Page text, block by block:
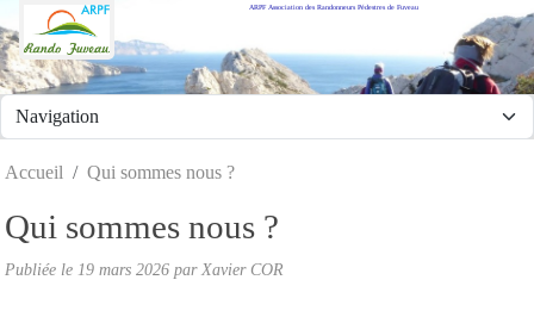
ARPF Association des Randonneurs Pédestres de Fuveau
Accueil Qui sommes nous ?
Qui sommes nous ?
Publiée le 19 mars 2026 par Xavier COR
Panneau de gestion des cookies